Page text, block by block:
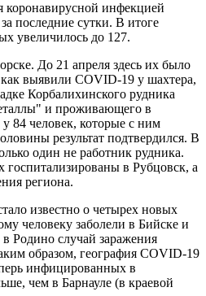
коронавирусной инфекцией
последние сутки. В итоге
увеличилось до 127.
До 21 апреля здесь их было
выявили COVID-19 у шахтера,
Корбалихинского рудника
и проживающего в
84 человек, которые с ним
результат подтвердился. В
один не работник рудника.
госпитализированы в Рубцовск, а
региона.
известно о четырех новых
человеку заболели в Бийске и
Родино случай заражения
образом, география COVID-19
инфицированных в
чем в Барнауле (в краевой